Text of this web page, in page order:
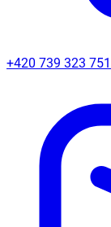
+420 739 323 751